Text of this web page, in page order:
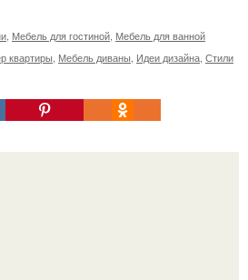
Мебель для гостиной Мебель для ванной
квартиры Мебель диваны Идеи дизайна Стили